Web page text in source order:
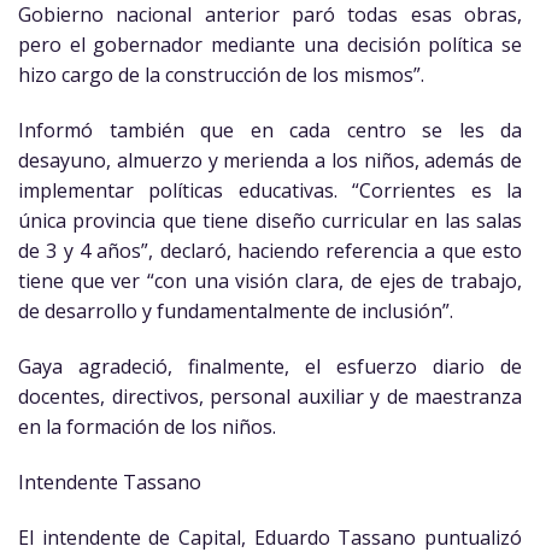
Gobierno nacional anterior paró todas esas obras,
pero el gobernador mediante una decisión política se
hizo cargo de la construcción de los mismos”.
Informó también que en cada centro se les da
desayuno, almuerzo y merienda a los niños, además de
implementar políticas educativas. “Corrientes es la
única provincia que tiene diseño curricular en las salas
de 3 y 4 años”, declaró, haciendo referencia a que esto
tiene que ver “con una visión clara, de ejes de trabajo,
de desarrollo y fundamentalmente de inclusión”.
Gaya agradeció, finalmente, el esfuerzo diario de
docentes, directivos, personal auxiliar y de maestranza
en la formación de los niños.
Intendente Tassano
El intendente de Capital, Eduardo Tassano puntualizó